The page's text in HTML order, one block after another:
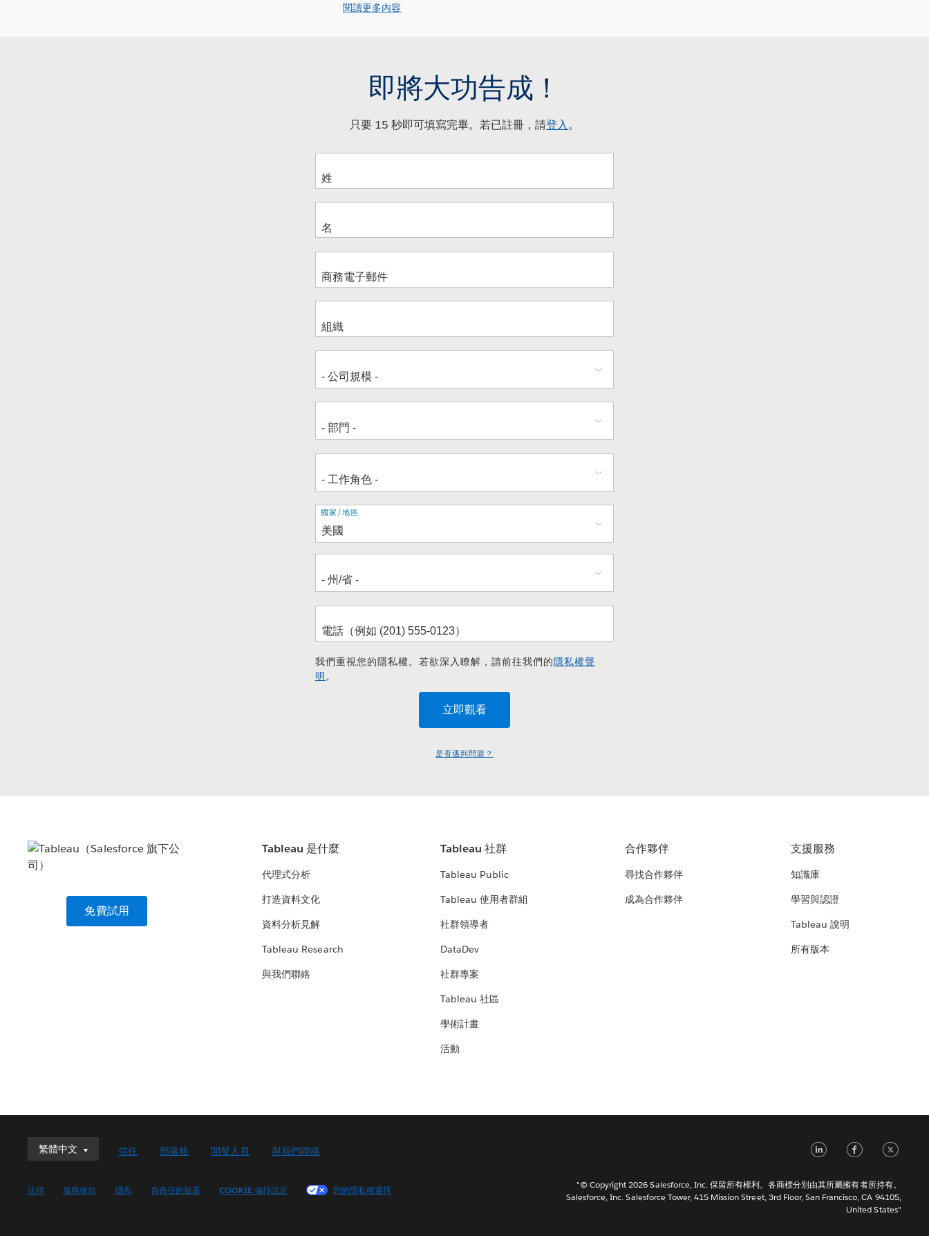
閱讀更多內容
即將大功告成！
只要 15 秒即可填寫完畢。若已註冊，請登入。
地
址
國家/地區
我們重視您的隱私權。若欲深入瞭解，請前往我們的隱私權聲
明。
是否遇到問題？
免費試用
Tableau 是什麼
代理式分析
打造資料文化
資料分析見解
Tableau Research
與我們聯絡
Tableau 社群
Tableau Public
Tableau 使用者群組
社群領導者
DataDev
社群專案
Tableau 社區
學術計畫
活動
合作夥伴
尋找合作夥伴
成為合作夥伴
支援服務
知識庫
學習與認證
Tableau 說明
所有版本
繁體中文
繁體中文
English (UK)
信任 部落格 開發人員 與我們聯絡
法律 服務條款 隱私 負責任的披露 COOKIE 偏好設定 您的隱私權選擇
LinkedIn
"© Copyright 2026 Salesforce, Inc. 保留所有權利。各商標分別由其所屬擁有者所持有。
Salesforce, Inc. Salesforce Tower, 415 Mission Street, 3rd Floor, San Francisco, CA 94105,
United States"